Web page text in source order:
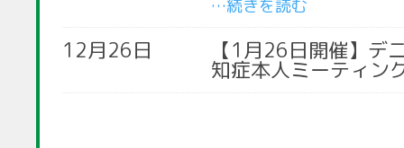
12月26日 【1月26日開催】デ
知症本人ミーティン